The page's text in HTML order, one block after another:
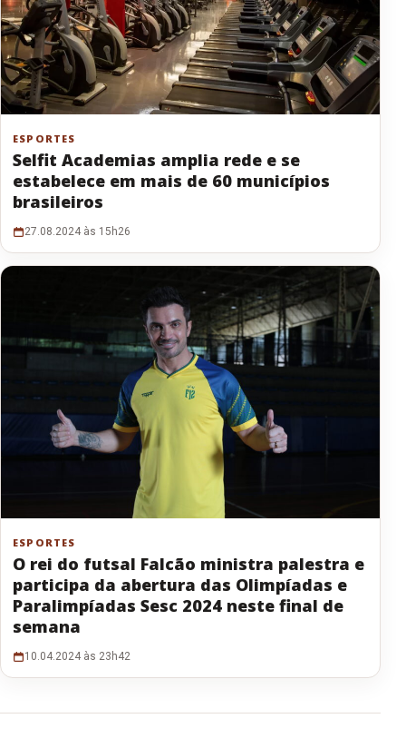
ESPORTES
Selfit Academias amplia rede e se
estabelece em mais de 60 municípios
brasileiros
27.08.2024 às 15h26
ESPORTES
O rei do futsal Falcão ministra palestra e
participa da abertura das Olimpíadas e
Paralimpíadas Sesc 2024 neste final de
semana
10.04.2024 às 23h42